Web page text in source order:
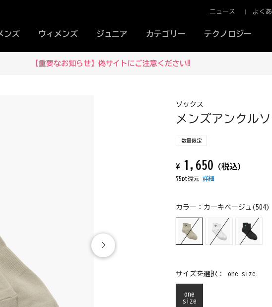
ンズ ウィメンズ ジュニア カテゴリー テクノロジー
ニュース よく
【重要なお知らせ】偽サイトにご注意ください‼
ソックス
メンズアンクル
数量限定
¥ 1,650 (税込)
75pt還元詳細
カラー： カーキベージュ(504)
サイズを選択：one size
one
size